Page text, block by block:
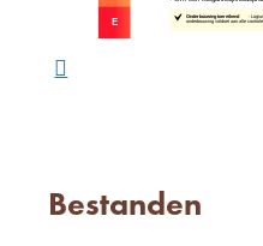
Bestanden